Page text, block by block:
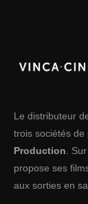
Le distributeur
trois sociétés de
Production .
propose ses
aux sorties en